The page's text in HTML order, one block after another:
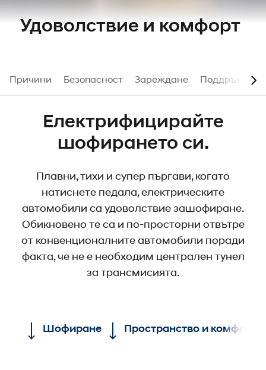
Удоволствие и комфорт
Причини Безопасност Зареждане Поддръжка и
Електрифицирайте
шофирането си.
Плавни, тихи и супер пъргави, когато
натиснете педала, електрическите
автомобили са удоволствие зашофиране.
Обикновено те са и по-просторни отвътре
от конвенционалните автомобили поради
факта, че не е необходим централен тунел
за трансмисията.
Шофиране Пространство и комфорт